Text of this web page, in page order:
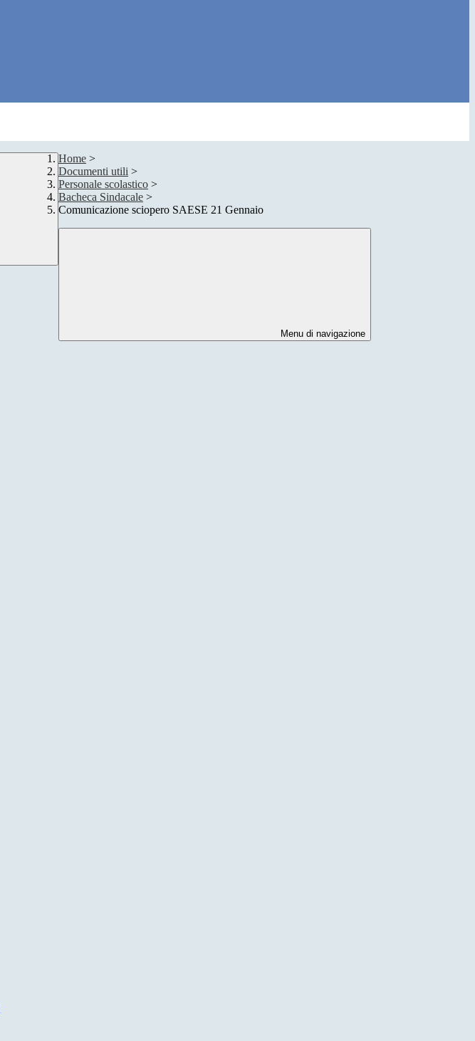
Home >
Documenti utili >
Personale scolastico >
Bacheca Sindacale >
Comunicazione sciopero SAESE 21 Gennaio
Menu di navigazione